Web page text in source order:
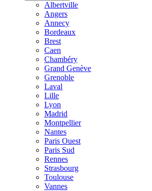
Albertville
Angers
Annecy
Bordeaux
Brest
Caen
Chambéry
Grand Genève
Grenoble
Laval
Lille
Lyon
Madrid
Montpellier
Nantes
Paris Ouest
Paris Sud
Rennes
Strasbourg
Toulouse
Vannes